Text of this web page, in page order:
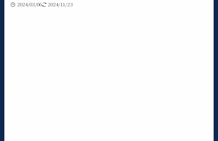
2024/03/06 2024/11/23